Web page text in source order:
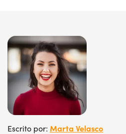
Escrito por: Marta Velasco